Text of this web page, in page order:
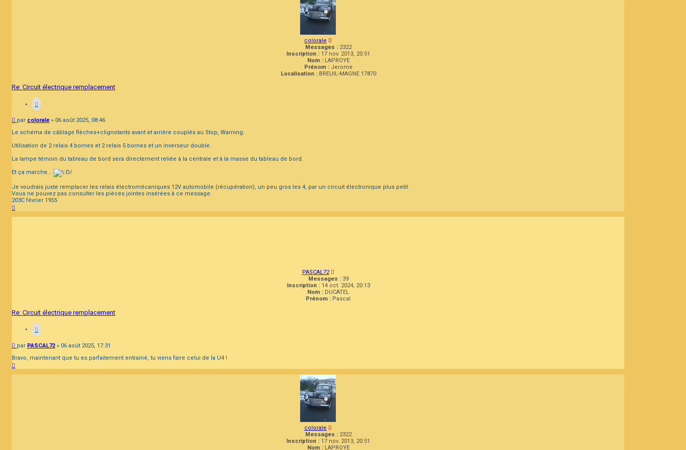
colorale
Messages :2322
Inscription : 17 nov. 2013, 20:51
Nom :LAPROYE
Prénom :Jerome
Localisation :BREUIL-MAGNE 17870
Re: Circuit électrique remplacement
Message
par colorale » 06 août 2025, 08:46
Le schéma de câblage flèches+clignotants avant et arrière couplés au Stop, Warning.
Utilisation de 2 relais 4 bornes et 2 relais 5 bornes et un inverseur double.
La lampe témoin du tableau de bord sera directement reliée à la centrale et à la masse du tableau de bord.
Et ça marche...
Je voudrais juste remplacer les relais électromécaniques 12V automobile (récupération), un peu gros les 4, par un circuit électronique plus petit.
Vous ne pouvez pas consulter les pièces jointes insérées à ce message.
203C février 1955
PASCAL72
Messages :39
Inscription :14 oct. 2024, 20:13
Nom : DUCATEL
Prénom : Pascal
Re: Circuit électrique remplacement
Message
par PASCAL72 » 06 août 2025, 17:31
Bravo, maintenant que tu es parfaitement entrainé, tu viens faire celui de la U4 !
colorale
Messages :2322
Inscription : 17 nov. 2013, 20:51
Nom :LAPROYE